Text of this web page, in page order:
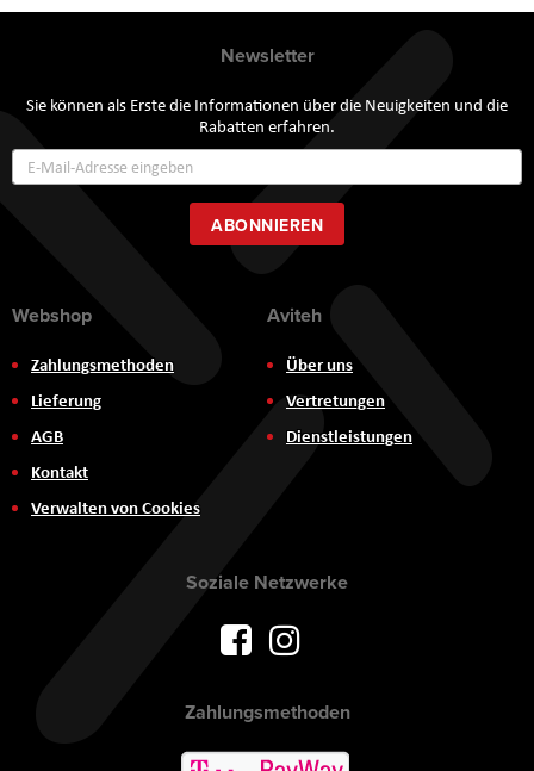
Newsletter
Sie können als Erste die Informationen über die Neuigkeiten und die
Rabatten erfahren.
zum
Newsletter:
ABONNIEREN
Webshop
Zahlungsmethoden
Lieferung
AGB
Kontakt
Verwalten von Cookies
Aviteh
Über uns
Vertretungen
Dienstleistungen
Soziale Netzwerke
Zahlungsmethoden